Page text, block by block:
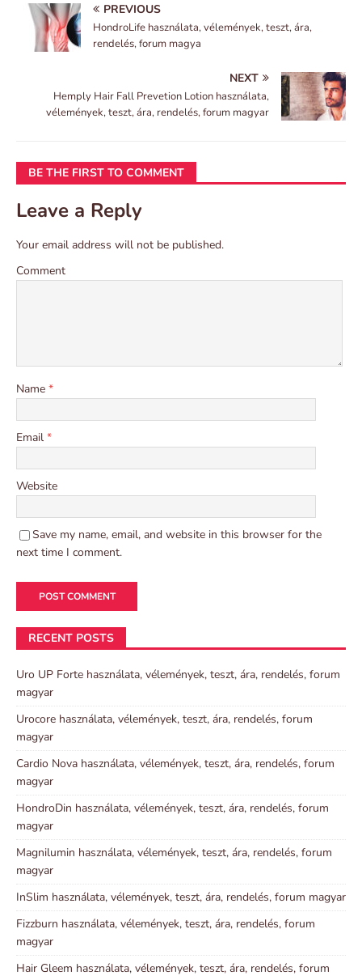
PREVIOUS
HondroLife használata, vélemények, teszt, ára,
rendelés, forum magya
NEXT
Hemply Hair Fall Prevetion Lotion használata,
vélemények, teszt, ára, rendelés, forum magyar
BE THE FIRST TO COMMENT
Leave a Reply
Your email address will not be published.
Comment
Name *
Email *
Website
Save my name, email, and website in this browser for the
next time I comment.
RECENT POSTS
Uro UP Forte használata, vélemények, teszt, ára, rendelés, forum
magyar
Urocore használata, vélemények, teszt, ára, rendelés, forum
magyar
Cardio Nova használata, vélemények, teszt, ára, rendelés, forum
magyar
HondroDin használata, vélemények, teszt, ára, rendelés, forum
magyar
Magnilumin használata, vélemények, teszt, ára, rendelés, forum
magyar
InSlim használata, vélemények, teszt, ára, rendelés, forum magyar
Fizzburn használata, vélemények, teszt, ára, rendelés, forum
magyar
Hair Gleem használata, vélemények, teszt, ára, rendelés, forum